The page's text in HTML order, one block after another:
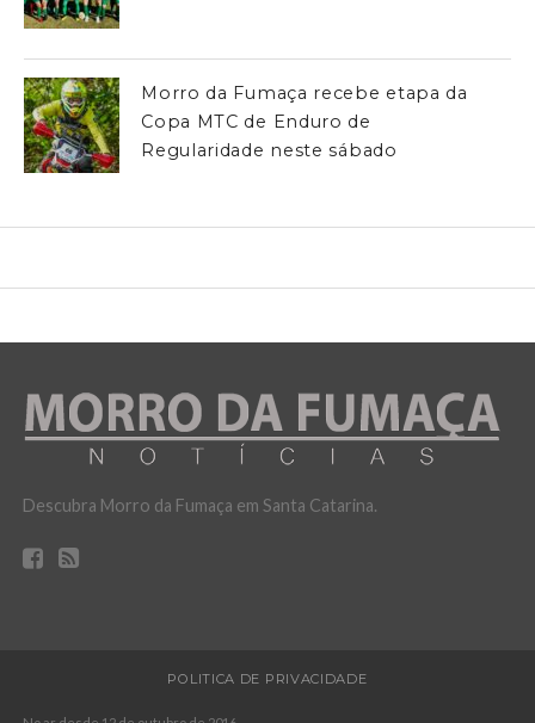
Morro da Fumaça recebe etapa da
Copa MTC de Enduro de
Regularidade neste sábado
Descubra Morro da Fumaça em Santa Catarina.
POLITICA DE PRIVACIDADE